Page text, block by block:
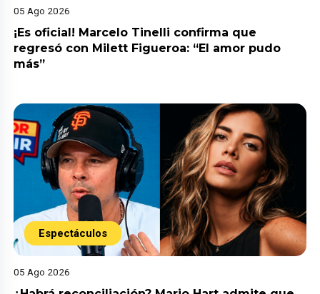
05 Ago 2026
¡Es oficial! Marcelo Tinelli confirma que
regresó con Milett Figueroa: “El amor pudo
más”
Espectáculos
05 Ago 2026